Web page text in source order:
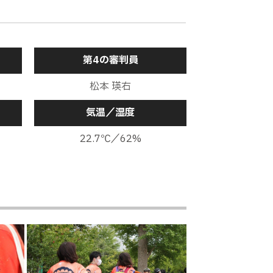
も、タックルに遭ってシュートまで
見て鋭いクロスを供給。ファビオが
第4の審判員
松本 瑛右
気温／湿度
22.7℃／62%